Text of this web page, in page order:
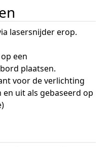
lasersnijder erop.
een
plaatsen.
voor de verlichting
uit als gebaseerd op